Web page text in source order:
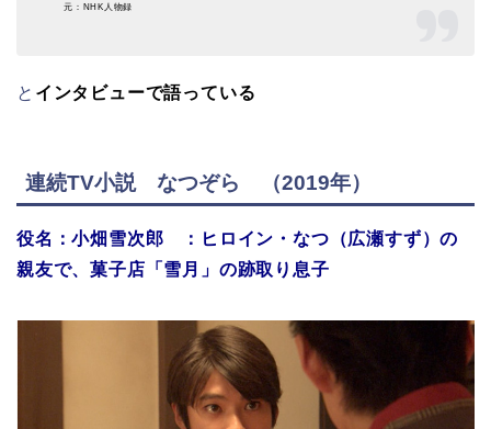
元：NHK人物録
と インタビューで語っている
連続TV小説 なつぞら （2019年）
役名：小畑雪次郎 ：ヒロイン・なつ（広瀬すず）の
親友で、菓子店「雪月」の跡取り息子